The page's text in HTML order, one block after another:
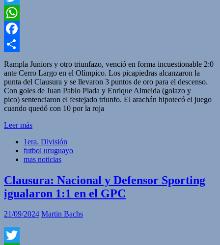
Twitter
WhatsApp
Facebook
Compartir
Rampla Juniors y otro triunfazo, venció en forma incuestionable 2:0
ante Cerro Largo en el Olímpico. Los picapiedras alcanzaron la
punta del Clausura y se llevaron 3 puntos de oro para el descenso.
Con goles de Juan Pablo Plada y Enrique Almeida (golazo y
pico) sentenciaron el festejado triunfo. El arachán hipotecó el juego
cuando quedó con 10 por la roja
Leer más
1era. División
futbol uruguayo
mas noticias
Clausura: Nacional y Defensor Sporting
igualaron 1:1 en el GPC
21/09/2024 Martin Bachs